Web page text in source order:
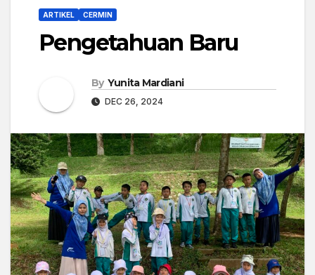
ARTIKEL CERMIN
Pengetahuan Baru
By Yunita Mardiani
DEC 26, 2024